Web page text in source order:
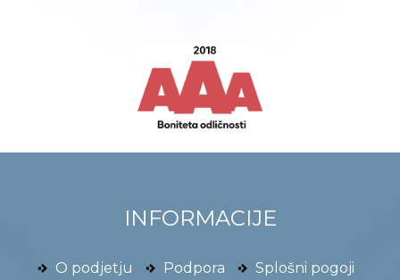
INFORMACIJE
O podjetju Podpora
Splošni pogoji